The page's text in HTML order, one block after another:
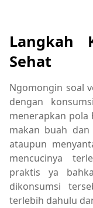
Langkah
Sehat
Ngomongin soal
dengan
menerapkan pola
makan buah
ataupun
mencucinya
praktis ya
dikonsumsi
terlebih dahulu